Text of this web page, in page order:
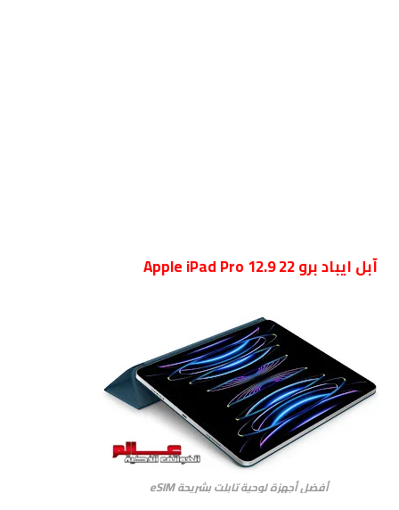
آبل ايباد برو Apple iPad Pro 12.9 22
أفضل أجهزة لوحية تابلت بشريحةeSIM